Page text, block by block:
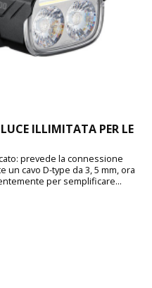
ILLIMITATA PER LE
prevede la connessione
un cavo D-type da 3, 5 mm, ora
per semplificare...